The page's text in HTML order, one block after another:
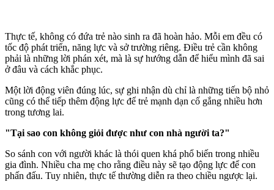
Thực tế, không có đứa trẻ nào sinh ra đã hoàn hảo. Mỗi em đều có
tốc độ phát triển, năng lực và sở trường riêng. Điều trẻ cần không
phải là những lời phán xét, mà là sự hướng dẫn để hiểu mình đã sai
ở đâu và cách khắc phục.
Một lời động viên đúng lúc, sự ghi nhận dù chỉ là những tiến bộ nhỏ
cũng có thể tiếp thêm động lực để trẻ mạnh dạn cố gắng nhiều hơn
trong tương lai.
"Tại sao con không giỏi được như con nhà người ta?"
So sánh con với người khác là thói quen khá phổ biến trong nhiều
gia đình. Nhiều cha mẹ cho rằng điều này sẽ tạo động lực để con
phấn đấu. Tuy nhiên, thực tế thường diễn ra theo chiều ngược lại.